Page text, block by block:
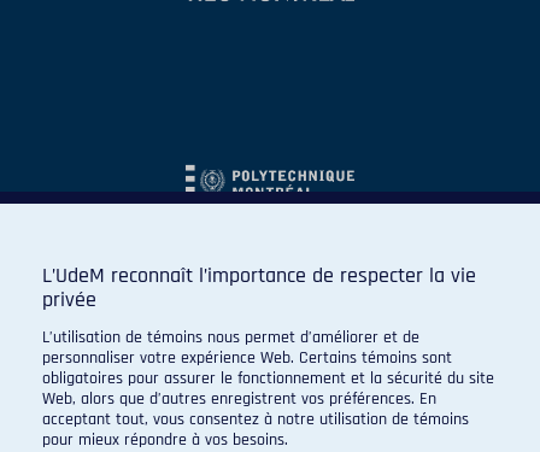
L’UdeM reconnaît l’importance de respecter la vie
privée
L’utilisation de témoins nous permet d’améliorer et de
personnaliser votre expérience Web. Certains témoins sont
obligatoires pour assurer le fonctionnement et la sécurité du site
Web, alors que d’autres enregistrent vos préférences. En
acceptant tout, vous consentez à notre utilisation de témoins
pour mieux répondre à vos besoins.